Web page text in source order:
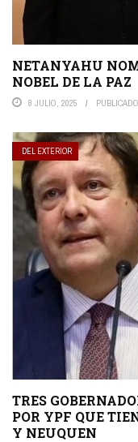
NETANYAHU
NOBEL DE LA PAZ
8 JULIO, 2025
DEL EXTERIOR
TRES
POR YPF QUE
Y NEUQUEN